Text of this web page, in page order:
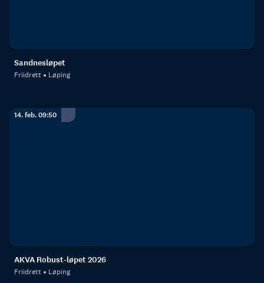
Sandnesløpet
Friidrett Løping
14. feb. 09:50
AKVA Robust-løpet 2026
Friidrett Løping